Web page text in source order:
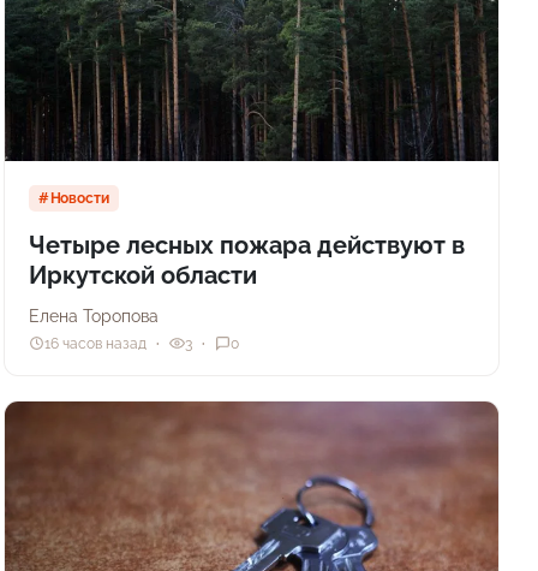
Новости
Четыре лесных пожара действуют в
Иркутской области
Елена Торопова
16 часов назад 3 0